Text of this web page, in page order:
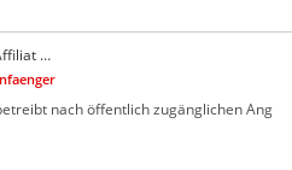
…
nach öffentlich zugänglichen Ang